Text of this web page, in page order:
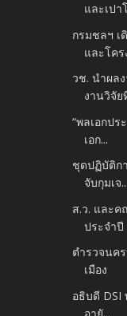
และเปา
กรมชลฯ
และโคร
วช. นำผล
งานวิจัย
“พลเอกป
เอก...
ชุดปฏิบัติก
จับกุมเจ...
ส.ว. และค
ประจำปี
ตำรวจนค
เมือง
อธิบดี DSI